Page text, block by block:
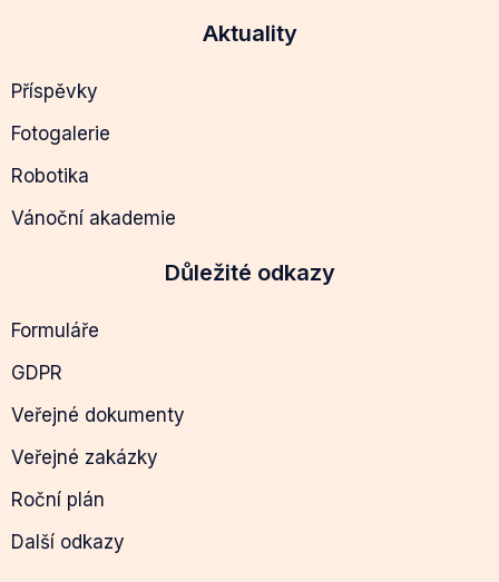
Aktuality
Příspěvky
Fotogalerie
Robotika
Vánoční akademie
Důležité odkazy
Formuláře
GDPR
Veřejné dokumenty
Veřejné zakázky
Roční plán
Další odkazy